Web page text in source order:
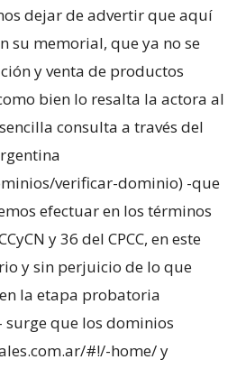
dejar de advertir que aquí
su memorial, que ya no se
y venta de productos
bien lo resalta la actora al
consulta a través del
verificar-dominio) -que
efectuar en los términos
y 36 del CPCC, en este
y sin perjuicio de lo que
la etapa probatoria
que los dominios
#!/-home/ y